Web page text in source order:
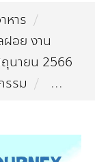
น
หาร
อย งาน
นายน 2566
รรม ...